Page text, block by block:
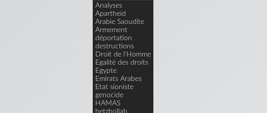
Analyses
Apartheid
Arabie Saoudite
Armement
déportation
destructions
Droit de l'Homme
Egalité des droits
Egypte
Emirats Arabes
Etat sioniste
genocide
HAMAS